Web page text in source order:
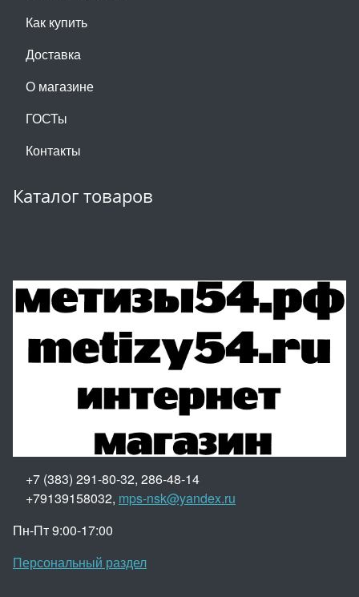
Как купить
Доставка
О магазине
ГОСТы
Контакты
Каталог товаров
+7 (383) 291-80-32, 286-48-14
+79139158032, mps-nsk@yandex.ru
Пн-Пт 9:00-17:00
Персональный раздел